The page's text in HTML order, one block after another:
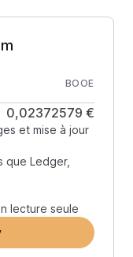
BOOE
0,02372579 €
et mise à jour
que Ledger,
lecture seule